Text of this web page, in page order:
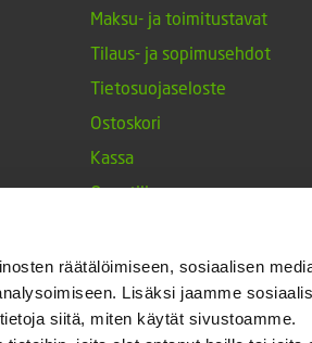
räätälöimiseen, sosiaalisen
Lisäksi jaamme
siitä, miten käytät sivustoamme.
Maksu- ja toimitustavat
Tilaus- ja sopimusehdot
Tietosuojaseloste
Ostoskori
Kassa
Oma tili